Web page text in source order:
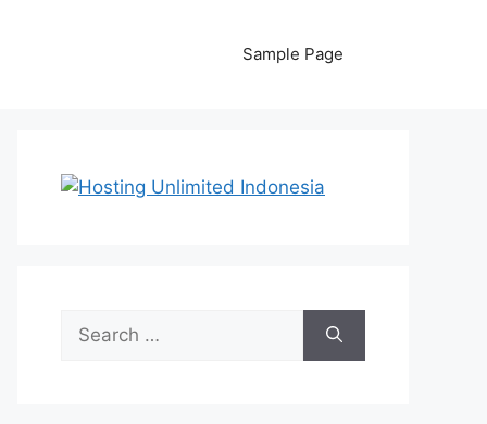
Sample Page
Search
for: